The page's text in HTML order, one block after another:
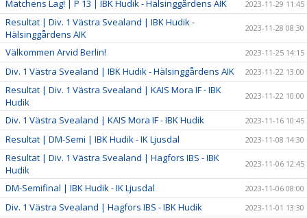
Matchens Lag! | P 13 | IBK Hudik - Hälsinggårdens AIK 2023-11-29 11:45
Resultat | Div. 1 Västra Svealand | IBK Hudik -
Hälsinggårdens AIK
2023-11-28 08:30
Välkommen Arvid Berlin! 2023-11-25 14:15
Div. 1 Västra Svealand | IBK Hudik - Hälsinggårdens AIK 2023-11-22 13:00
Resultat | Div. 1 Västra Svealand | KAIS Mora IF - IBK
Hudik
2023-11-22 10:00
Div. 1 Västra Svealand | KAIS Mora IF - IBK Hudik 2023-11-16 10:45
Resultat | DM-Semi | IBK Hudik - IK Ljusdal 2023-11-08 14:30
Resultat | Div. 1 Västra Svealand | Hagfors IBS - IBK
Hudik
2023-11-06 12:45
DM-Semifinal | IBK Hudik - IK Ljusdal 2023-11-06 08:00
Div. 1 Västra Svealand | Hagfors IBS - IBK Hudik 2023-11-01 13:30